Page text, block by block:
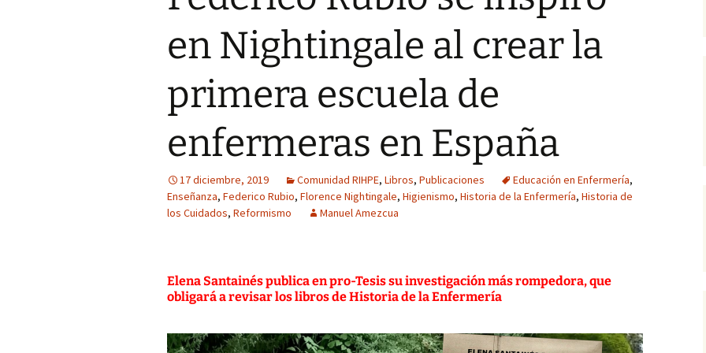
Botellón, riesgo
consentido
Gestión del conocimiento
tácito
En primera persona
La Ruta de los Milagros
Lo que cambian los
Crónicas de Cordel
de Historia y
Jóvenes y alcohol:
percepción del riesgo
asociado al estilo de vida
Ilustración: imágenes
Síntesis CAI (clasificar-
Medicina)
el alumnado (Grado de
Enfermería)
en Nightingale al crear la
primera escuela de
enfermeras en España
17 diciembre, 2019 Comunidad RIHPE, Libros, Publicaciones Educación en Enfermería,
Enseñanza, Federico Rubio, Florence Nightingale, Higienismo, Historia de la Enfermería, Historia de
los Cuidados, Reformismo Manuel Amezcua
Elena Santainés publica en pro-Tesis su investigación más rompedora, que
obligará a revisar los libros de Historia de la Enfermería